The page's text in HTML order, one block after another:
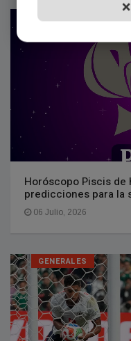
GENERALES
Horóscopo Piscis de
predicciones para la
06 Julio, 2026
GENERALES